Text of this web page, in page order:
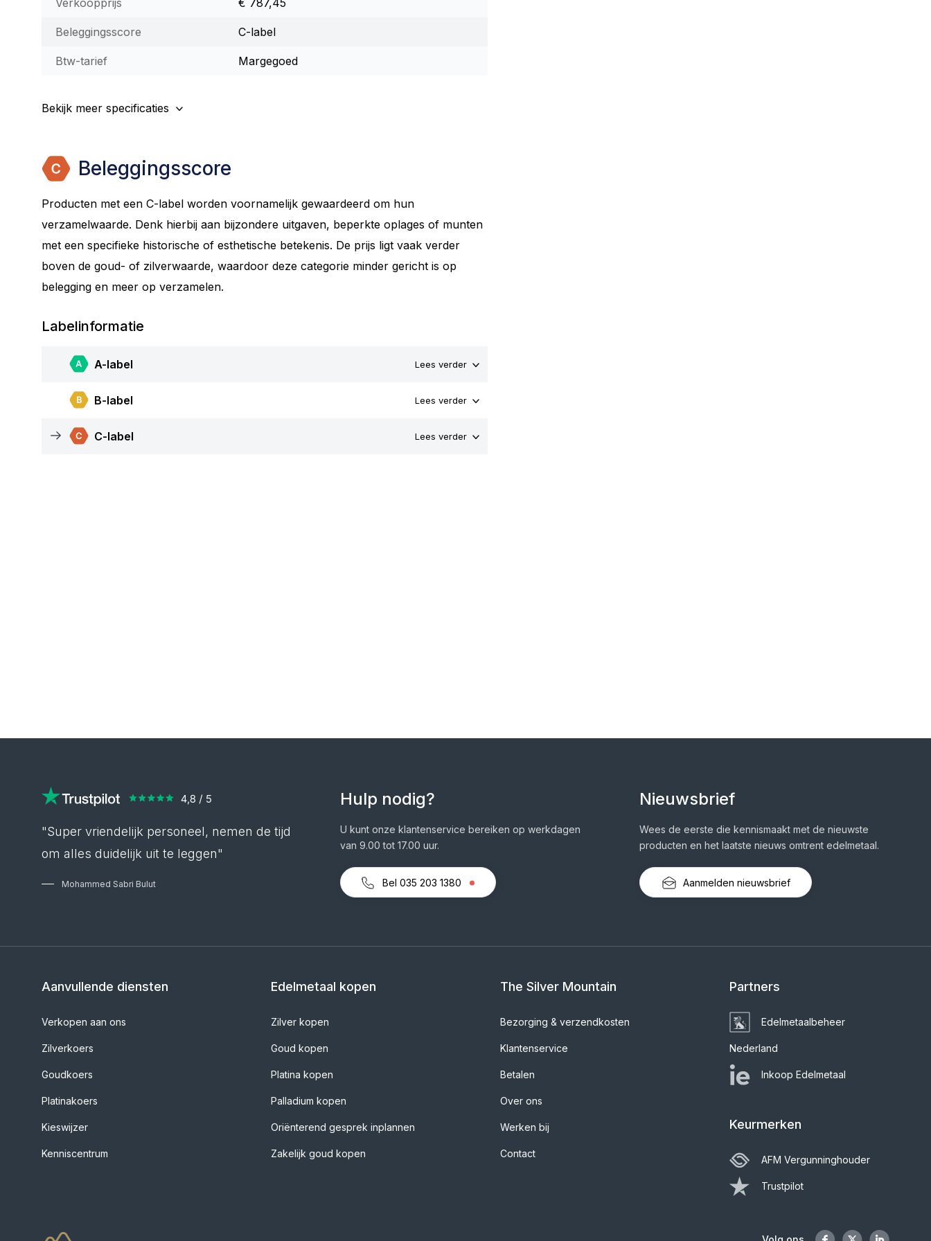
Verkoopprijs € 787,45
Beleggingsscore C-label
Btw-tarief Margegoed
Bekijk meer specificaties
Beleggingsscore
Producten met een C-label worden voornamelijk gewaardeerd om hun
verzamelwaarde. Denk hierbij aan bijzondere uitgaven, beperkte oplages of munten
met een specifieke historische of esthetische betekenis. De prijs ligt vaak verder
boven de goud- of zilverwaarde, waardoor deze categorie minder gericht is op
belegging en meer op verzamelen.
Labelinformatie
A-label Lees verder
B-label Lees verder
C-label Lees verder
"Super vriendelijk personeel, nemen de tijd
om alles duidelijk uit te leggen"
Mohammed Sabri Bulut
Hulp nodig?
U kunt onze klantenservice bereiken op werkdagen
van 9.00 tot 17.00 uur.
Bel 035 203 1380
Nieuwsbrief
Wees de eerste die kennismaakt met de nieuwste
producten en het laatste nieuws omtrent edelmetaal.
Aanmelden nieuwsbrief
Aanvullende diensten
Verkopen aan ons
Zilverkoers
Goudkoers
Platinakoers
Kieswijzer
Kenniscentrum
Edelmetaal kopen
Zilver kopen
Goud kopen
Platina kopen
Palladium kopen
Oriënterend gesprek inplannen
Zakelijk goud kopen
The Silver Mountain
Bezorging & verzendkosten
Klantenservice
Betalen
Over ons
Werken bij
Contact
Partners
Edelmetaalbeheer
Nederland
Inkoop Edelmetaal
Keurmerken
AFM Vergunninghouder
Trustpilot